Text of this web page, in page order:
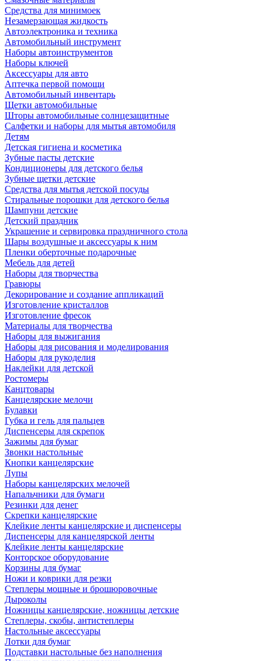
Средства для минимоек
Незамерзающая жидкость
Автоэлектроника и техника
Автомобильный инструмент
Наборы автоинструментов
Наборы ключей
Аксессуары для авто
Аптечка первой помощи
Автомобильный инвентарь
Щетки автомобильные
Шторы автомобильные солнцезащитные
Салфетки и наборы для мытья автомобиля
Детям
Детская гигиена и косметика
Зубные пасты детские
Кондиционеры для детского белья
Зубные щетки детские
Средства для мытья детской посуды
Стиральные порошки для детского белья
Шампуни детские
Детский праздник
Украшение и сервировка праздничного стола
Шары воздушные и аксессуары к ним
Пленки оберточные подарочные
Мебель для детей
Наборы для творчества
Гравюры
Декорирование и создание аппликаций
Изготовление кристаллов
Изготовление фресок
Материалы для творчества
Наборы для выжигания
Наборы для рисования и моделирования
Наборы для рукоделия
Наклейки для детской
Ростомеры
Канцтовары
Канцелярские мелочи
Булавки
Губка и гель для пальцев
Диспенсеры для скрепок
Зажимы для бумаг
Звонки настольные
Кнопки канцелярские
Лупы
Наборы канцелярских мелочей
Напальчники для бумаги
Резинки для денег
Скрепки канцелярские
Клейкие ленты канцелярские и диспенсеры
Диспенсеры для канцелярской ленты
Клейкие ленты канцелярские
Конторское оборудование
Корзины для бумаг
Ножи и коврики для резки
Степлеры мощные и брошюровочные
Дыроколы
Ножницы канцелярские, ножницы детские
Степлеры, скобы, антистеплеры
Настольные аксессуары
Лотки для бумаг
Подставки настольные без наполнения